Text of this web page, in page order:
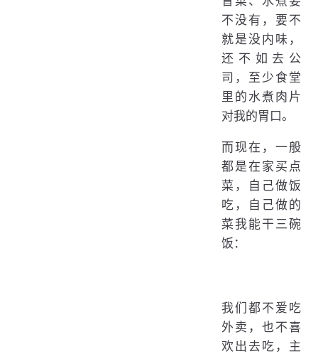
不没有，要不
就是没内味，
还不如去公
司，至少食堂
里的水煮肉片
对我的胃口。
而现在，一般
都是在家买点
菜，自己做饭
吃，自己做的
菜我能干三碗
饭：
我们都不爱吃
外卖，也不喜
欢出去吃，主